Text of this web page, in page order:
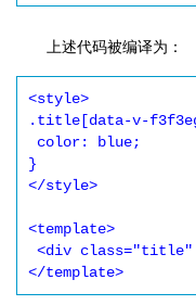
上述代码被编译为：
<style>
.title[data-v-
}
</style>
<template>
</template>